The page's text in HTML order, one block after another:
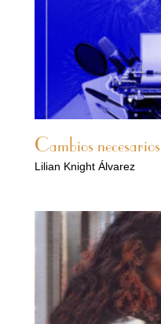
Cambios necesarios
Lilian Knight Álvarez